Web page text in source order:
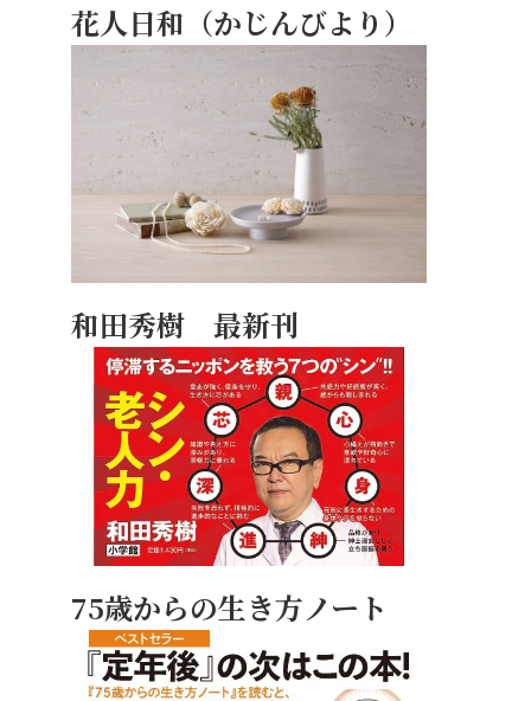
花人日和（かじんびより）
和田秀樹 最新刊
75歳からの生き方ノート